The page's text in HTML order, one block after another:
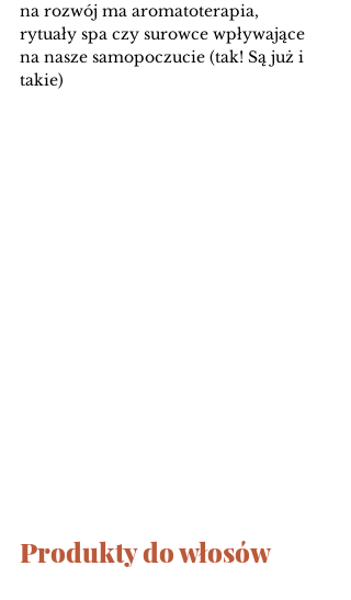
na rozwój ma aromatoterapia,
rytuały spa czy surowce wpływające
na nasze samopoczucie (tak! Są już i
takie)
Produkty do włosów